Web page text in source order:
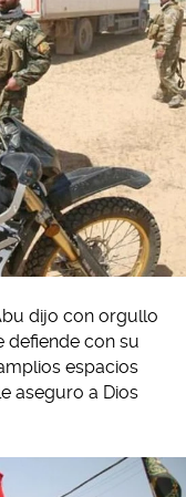
dijo con orgullo
defiende con su
espacios
aseguro a Dios